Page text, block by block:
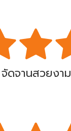
จัดจานสวยงาม